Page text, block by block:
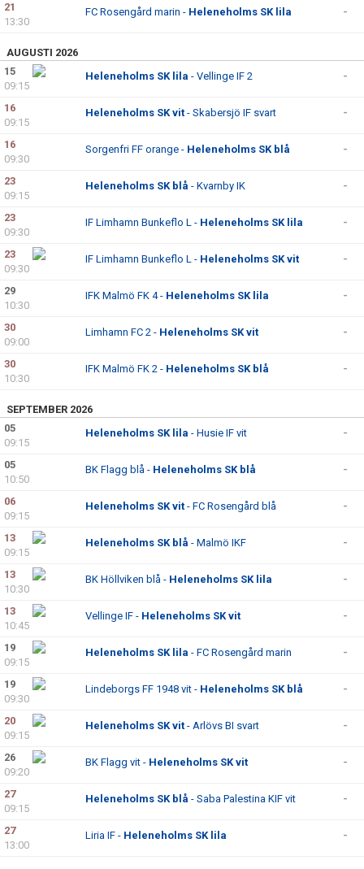
21
13:30
FC Rosengård marin - Heleneholms SK lila -
AUGUSTI 2026
15
09:15
Heleneholms SK lila - Vellinge IF 2 -
16
09:15
Heleneholms SK vit - Skabersjö IF svart -
16
09:30
Sorgenfri FF orange - Heleneholms SK blå -
23
09:15
Heleneholms SK blå - Kvarnby IK -
23
09:30
IF Limhamn Bunkeflo L - Heleneholms SK lila -
23
09:30
IF Limhamn Bunkeflo L - Heleneholms SK vit -
29
10:30
IFK Malmö FK 4 - Heleneholms SK lila -
30
09:00
Limhamn FC 2 - Heleneholms SK vit -
30
10:30
IFK Malmö FK 2 - Heleneholms SK blå -
SEPTEMBER 2026
05
09:15
Heleneholms SK lila - Husie IF vit -
05
10:50
BK Flagg blå - Heleneholms SK blå -
06
09:15
Heleneholms SK vit - FC Rosengård blå -
13
09:15
Heleneholms SK blå - Malmö IKF -
13
10:30
BK Höllviken blå - Heleneholms SK lila -
13
10:45
Vellinge IF - Heleneholms SK vit -
19
09:15
Heleneholms SK lila - FC Rosengård marin -
19
09:30
Lindeborgs FF 1948 vit - Heleneholms SK blå -
20
09:15
Heleneholms SK vit - Arlövs BI svart -
26
09:20
BK Flagg vit - Heleneholms SK vit -
27
09:15
Heleneholms SK blå - Saba Palestina KIF vit -
27
13:00
Liria IF - Heleneholms SK lila -